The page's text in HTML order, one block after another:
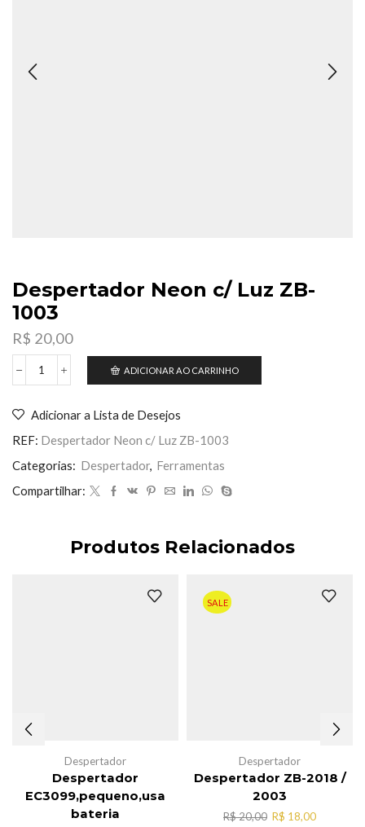
Despertador Neon c/ Luz ZB-
1003
R$ 20,00
Despertador
Luz
ZB-
1003
quantidade
ADICIONAR AO CARRINHO
Adicionar a Lista de Desejos
REF: Despertador Neon c/ Luz ZB-1003
Categorias: Despertador, Ferramentas
Compartilhar:
Produtos Relacionados
Despertador
Despertador
EC3099,pequeno,usa
bateria
SALE
Despertador
Despertador ZB-2018 /
2003
R$20,00 O
R$ 18,00O